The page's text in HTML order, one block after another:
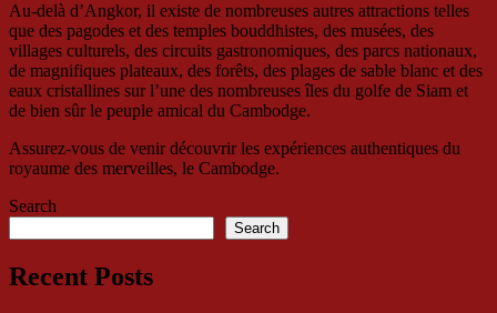
Au-delà d’Angkor, il existe de nombreuses autres attractions telles
que des pagodes et des temples bouddhistes, des musées, des
villages culturels, des circuits gastronomiques, des parcs nationaux,
de magnifiques plateaux, des forêts, des plages de sable blanc et des
eaux cristallines sur l’une des nombreuses îles du golfe de Siam et
de bien sûr le peuple amical du Cambodge.
Assurez-vous de venir découvrir les expériences authentiques du
royaume des merveilles, le Cambodge.
Search
Search
Recent Posts